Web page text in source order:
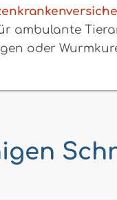
ambulante
oder